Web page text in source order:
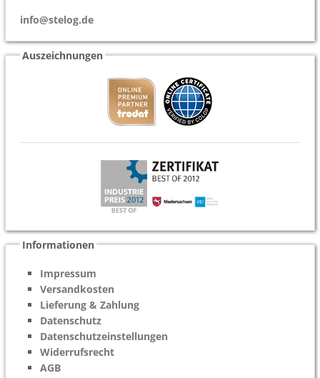
info@stelog.de
Auszeichnungen
Informationen
Impressum
Versandkosten
Lieferung & Zahlung
Datenschutz
Datenschutzeinstellungen
Widerrufsrecht
AGB